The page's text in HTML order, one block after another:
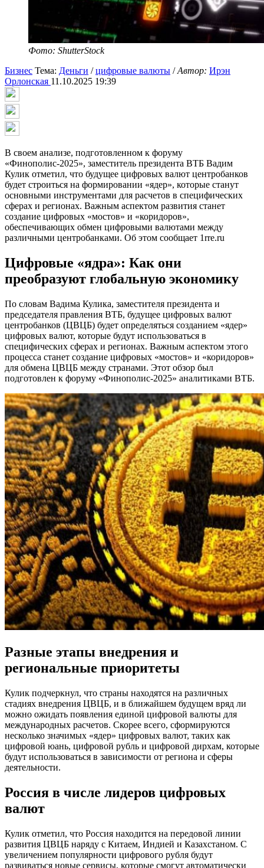
Фото: ShutterStock
Бизнес Тема: Деньги /цифровые валюты /Автор: Ирэн
Орлонская 11.10.2025 19:39
В своем анализе, подготовленном к форуму
«Финополис-2025», заместитель президента ВТБ Вадим
Кулик отметил, что будущее цифровых валют центробанков
будет строиться на формировании «ядер», которые станут
основными инструментами для расчетов в специфических
сферах и регионах. Важным аспектом развития станет
создание цифровых «мостов» и «коридоров»,
обеспечивающих обмен цифровыми валютами между
различными центробанками. Об этом сообщает 1rre.ru
Цифровые «ядра»: Как они
преобразуют глобальную экономику
По словам Вадима Кулика, заместителя президента и
председателя правления ВТБ, будущее цифровых валют
центробанков (ЦВЦБ) будет определяться созданием «ядер»
цифровых валют, которые будут использоваться в
специфических сферах и регионах. Важным аспектом этого
процесса станет создание цифровых «мостов» и «коридоров»
для обмена ЦВЦБ между странами. Этот обзор был
подготовлен к форуму «Финополис-2025» аналитиками ВТБ.
Разные этапы внедрения и
региональные приоритеты
Кулик подчеркнул, что страны находятся на различных
стадиях внедрения ЦВЦБ, и в ближайшем будущем вряд ли
можно ожидать появления единой цифровой валюты для
международных расчетов. Скорее всего, сформируются
несколько значимых «ядер» цифровых валют, таких как
цифровой юань, цифровой рубль и цифровой дирхам, которые
будут использоваться в зависимости от региона и сферы
деятельности.
Россия в числе лидеров цифровых
валют
Кулик отметил, что Россия находится на передовой линии
развития ЦВЦБ наряду с Китаем, Индией и Казахстаном. С
увеличением популярности цифрового рубля будут
развиваться новые сервисы, которые смогут автоматически